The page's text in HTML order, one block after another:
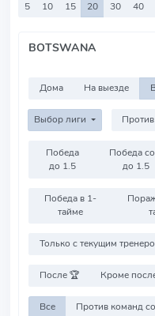
5 10 15 20 30 40
BOTSWANA
Дома На выезде
Выбор лиги
Победа
до 1.5
Победа
до 1.5
Победа в 1-
тайме
Только с текущим
После 🏆 Кроме
Все